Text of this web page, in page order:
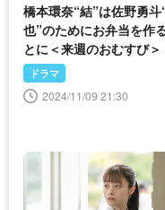
橋本環奈“結”は佐野勇斗
也”のためにお弁当を作
とに＜来週のおむすび＞
ドラマ
2024/11/09 21:30